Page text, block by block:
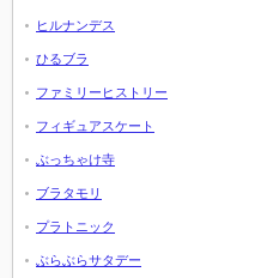
ヒルナンデス
ひるブラ
ファミリーヒストリー
フィギュアスケート
ぶっちゃけ寺
ブラタモリ
プラトニック
ぶらぶらサタデー